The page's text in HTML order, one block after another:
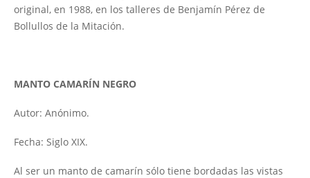
original, en 1988, en los talleres de Benjamín Pérez de
Bollullos de la Mitación.
MANTO CAMARÍN NEGRO
Autor: Anónimo.
Fecha: Siglo XIX.
Al ser un manto de camarín sólo tiene bordadas las vistas